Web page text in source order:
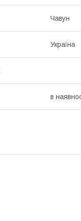
Чавун
Україна
в